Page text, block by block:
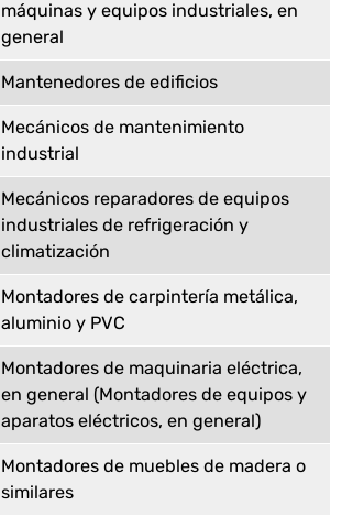
máquinas y equipos industriales, en
general
Mantenedores de edificios
Mecánicos de mantenimiento
industrial
Mecánicos reparadores de equipos
industriales de refrigeración y
climatización
Montadores de carpintería metálica,
aluminio y PVC
Montadores de maquinaria eléctrica,
en general (Montadores de equipos y
aparatos eléctricos, en general)
Montadores de muebles de madera o
similares